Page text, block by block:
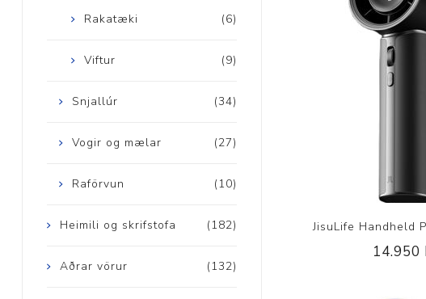
JisuLife Handheld
14.950
(6)
Rakatæki
(9)
Viftur
(34)
Snjallúr
(27)
Vogir og mælar
(10)
Raförvun
(182)
Heimili og skrifstofa
(132)
Aðrar vörur